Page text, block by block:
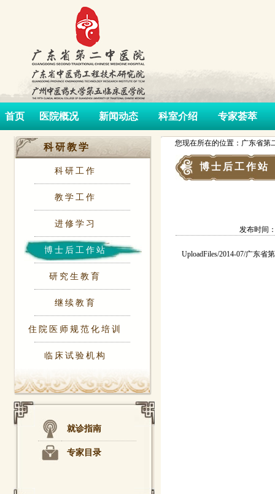
首页 医院概况 新闻动态 科室介绍 专家荟萃
科研教学
科研工作
教学工作
进修学习
博士后工作站
研究生教育
继续教育
住院医师规范化培训
临床试验机构
就诊指南
专家目录
您现在所在的位置：广东省第
博士后工作站
发布时间
UploadFiles/2014-07/广东省